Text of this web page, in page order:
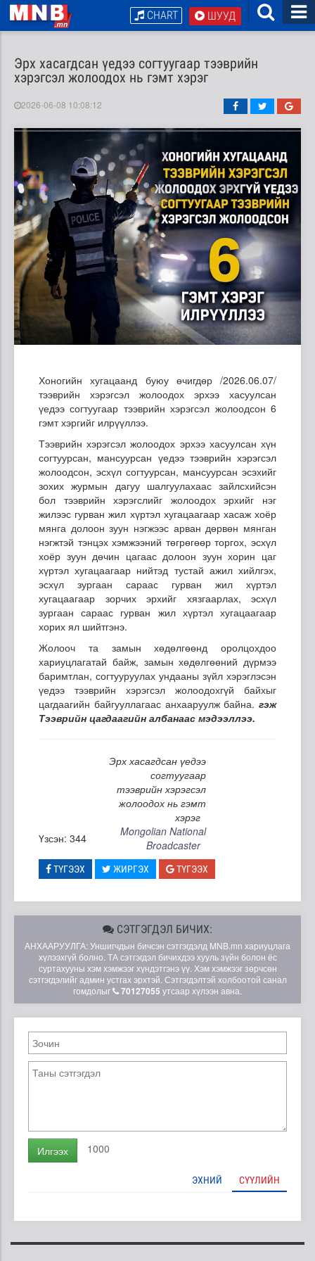
ШУУД
CHART
Эрх хасагдсан үедээ согтуугаар тээврийн
хэрэгсэл жолоодох нь гэмт хэрэг
2026-06-08 10:08:12
Хоногийн хугацаанд буюу өчигдөр /2026.06.07/
тээврийн хэрэгсэл жолоодох эрхээ хасуулсан
үедээ согтуугаар тээврийн хэрэгсэл жолоодсон 6
гэмт хэргийг илрүүллээ.
Тээврийн хэрэгсэл жолоодох эрхээ хасуулсан хүн
согтуурсан, мансуурсан үедээ тээврийн хэрэгсэл
жолоодсон, эсхүл согтуурсан, мансуурсан эсэхийг
зохих журмын дагуу шалгуулахаас зайлсхийсэн
бол тээврийн хэрэгслийг жолоодох эрхийг нэг
жилээс гурван жил хүртэл хугацаагаар хасаж хоёр
мянга долоон зуун нэгжээс арван дөрвөн мянган
нэгжтэй тэнцэх хэмжээний төгрөгөөр торгох, эсхүл
хоёр зуун дөчин цагаас долоон зуун хорин цаг
хүртэл хугацаагаар нийтэд тустай ажил хийлгэх,
эсхүл зургаан сараас гурван жил хүртэл
хугацаагаар зорчих эрхийг хязгаарлах, эсхүл
зургаан сараас гурван жил хүртэл хугацаагаар
хорих ял шийтгэнэ.
Жолооч та замын хөдөлгөөнд оролцохдоо
хариуцлагатай байж, замын хөдөлгөөний дүрмээ
баримтлан, согтууруулах ундааны зүйл хэрэглэсэн
үедээ тээврийн хэрэгсэл жолоодохгүй байхыг
цагдаагийн байгууллагаас анхааруулж байна. гэж
Тээврийн цагдаагийн албанаас мэдээллээ.
Эрх хасагдсан үедээ
согтуугаар
тээврийн хэрэгсэл
жолоодох нь гэмт
хэрэг
Үзсэн: 344
Mongolian National
Broadcaster
ТҮГЭЭХ ЖИРГЭХ ТҮГЭЭХ
СЭТГЭГДЭЛ БИЧИХ:
АНХААРУУЛГА: Уншигчдын бичсэн сэтгэгдэлд MNB.mn хариуцлага
хүлээхгүй болно. ТА сэтгэгдэл бичихдээ хууль зүйн болон ёс
суртахууны хэм хэмжээг хүндэтгэнэ үү. Хэм хэмжээг зөрчсөн
сэтгэгдэлийг админ устгах эрхтэй. Сэтгэгдэлтэй холбоотой санал
гомдолыг
70127055 утсаар хүлээн авна.
Илгээх 1000
ЭХНИЙ СҮҮЛИЙН